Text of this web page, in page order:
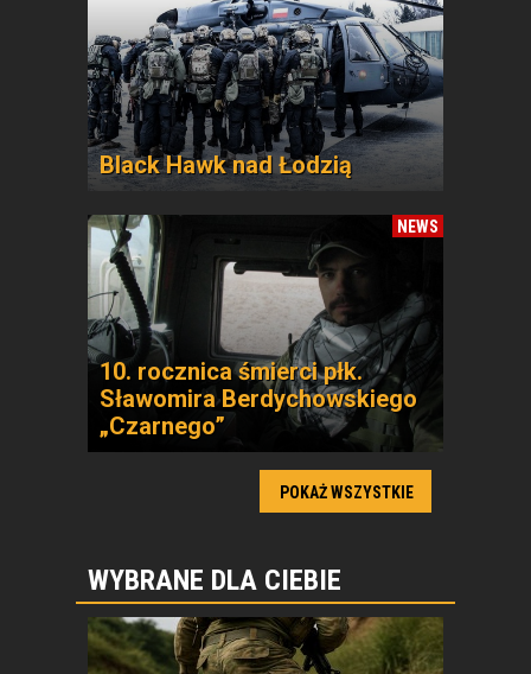
Black Hawk nad Łodzią
NEWS
10. rocznica śmierci płk.
Sławomira Berdychowskiego
„Czarnego”
POKAŻ WSZYSTKIE
WYBRANE DLA CIEBIE